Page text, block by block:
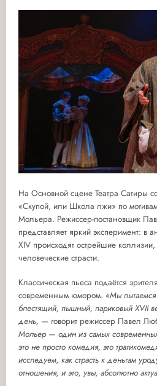
На Основной сцене Театра Сатиры
«Скупой, или Школа лжи» по
Мольера. Режиссер-постановщик
представляет яркий эксперимент: в
XIV происходят острейшие
человеческие страсти.
Классическая пьеса подаётся
современным юмором. «Мы
блестящий, пышный, париковый XVII
день, — говорит режиссер Павел
Мольер — один из самых
это не просто комедия, это
исследуем, как страсть к деньгам
отношения, и это, увы, абсолютно